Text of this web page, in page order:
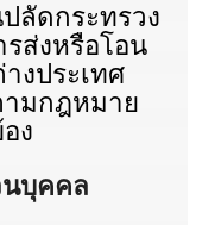
ดกระทรวง
ส่งหรือโอน
งประเทศ
มกฎหมาย
วข้อง
นบุคคล